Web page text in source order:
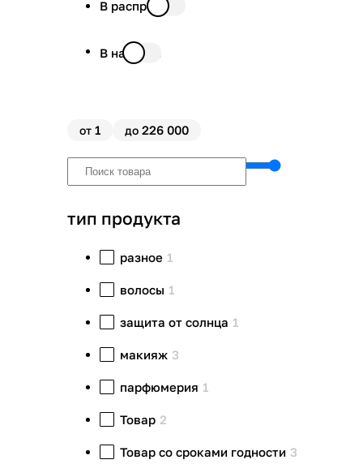
В распродаже
В наличии
от 1 до 226 000
тип продукта
разное 1
волосы 1
защита от солнца 1
макияж 3
парфюмерия 1
Товар 2
Товар со сроками годности 3